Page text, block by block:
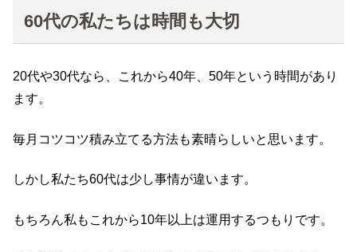
60代の私たちは時間も大切
20代や30代なら、これから40年、50年という時間があり
ます。
毎月コツコツ積み立てる方法も素晴らしいと思います。
しかし私たち60代は少し事情が違います。
もちろん私もこれから10年以上は運用するつもりです。